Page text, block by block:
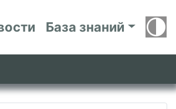
База знаний